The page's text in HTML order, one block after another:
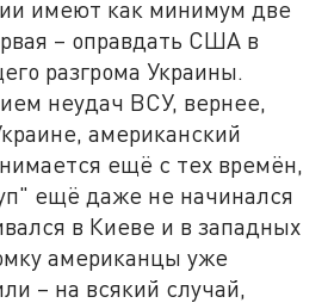
имеют как минимум две
– оправдать США в
разгрома Украины.
неудач ВСУ, вернее,
американский
ещё с тех времён,
ещё даже не начинался
в Киеве и в западных
американцы уже
– на всякий случай,